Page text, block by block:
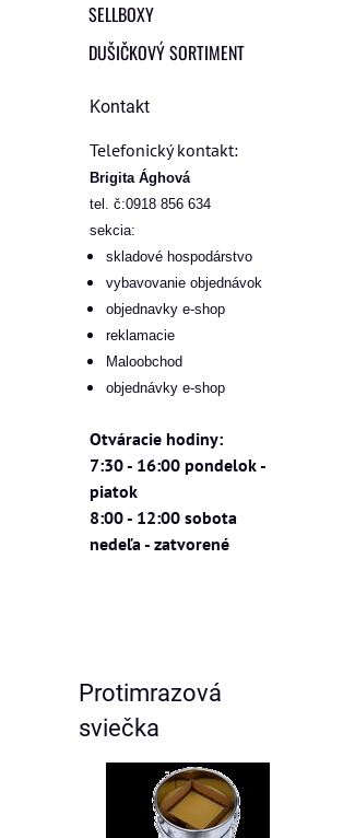
SELLBOXY
DUŠIČKOVÝ SORTIMENT
Kontakt
Telefonický kontakt:
Brigita Ághová
tel. č:0918 856 634
sekcia:
skladové hospodárstvo
vybavovanie objednávok
objednavky e-shop
reklamacie
Maloobchod
objednávky e-shop
Otváracie hodiny:
7:30 - 16:00 pondelok -
piatok
8:00 - 12:00 sobota
nedeľa - zatvorené
Protimrazová
sviečka